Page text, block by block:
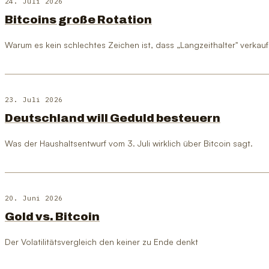
Bitcoins große Rotation
Warum es kein schlechtes Zeichen ist, dass „Langzeithalter"
23. Juli 2026
Deutschland will Geduld besteuern
Was der Haushaltsentwurf vom 3. Juli wirklich über Bitcoin sagt.
20. Juni 2026
Gold vs. Bitcoin
Der Volatilitätsvergleich den keiner zu Ende denkt